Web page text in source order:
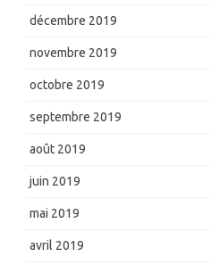
décembre 2019
novembre 2019
octobre 2019
septembre 2019
août 2019
juin 2019
mai 2019
avril 2019